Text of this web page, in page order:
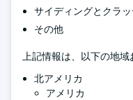
サイディングとクラ
その他
上記情報は、以下の地域
北アメリカ
アメリカ